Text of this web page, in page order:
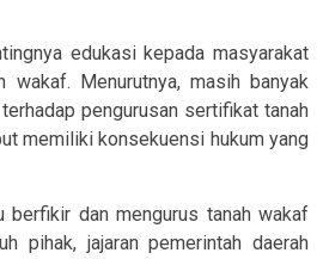
edukasi kepada masyarakat
wakaf. Menurutnya, masih banyak
pengurusan sertifikat tanah
memiliki konsekuensi hukum yang
berfikir dan mengurus tanah wakaf
pihak, jajaran pemerintah daerah